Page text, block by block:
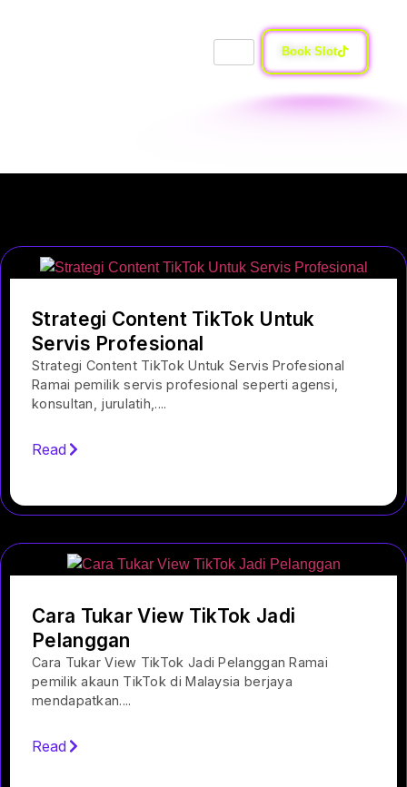
Book Slot
Strategi Content TikTok Untuk
Servis Profesional
Strategi Content TikTok Untuk Servis Profesional
Ramai pemilik servis profesional seperti agensi,
konsultan, jurulatih,....
Read
Cara Tukar View TikTok Jadi
Pelanggan
Cara Tukar View TikTok Jadi Pelanggan Ramai
pemilik akaun TikTok di Malaysia berjaya
mendapatkan....
Read